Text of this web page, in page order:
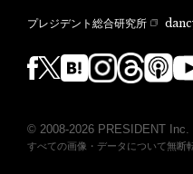
プレジデント総合研究所
© 2008-2026 PRESIDENT Inc.
すべての画像・データについて無断